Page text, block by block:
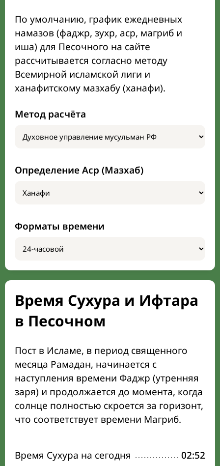
По умолчанию, график ежедневных
намазов (фаджр, зухр, аср, магриб и
иша) для Песочного на сайте
рассчитывается согласно методу
Всемирной исламской лиги и
ханафитскому мазхабу (ханафи).
Метод расчёта
Определение Аср (Мазхаб)
Форматы времени
Время Сухура и Ифтара
в Песочном
Пост в Исламе, в период священного
месяца Рамадан, начинается с
наступления времени Фаджр (утренняя
заря) и продолжается до момента, когда
солнце полностью скроется за горизонт,
что соответствует времени Магриб.
Время Сухура на сегодня 02:52